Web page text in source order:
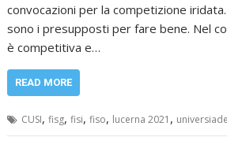
convocazioni per la competizione
sono i presupposti per fare bene. Nel
è competitiva e…
READ MORE
CUSI,fisg,fisi,fiso, lucerna 2021 , universiade